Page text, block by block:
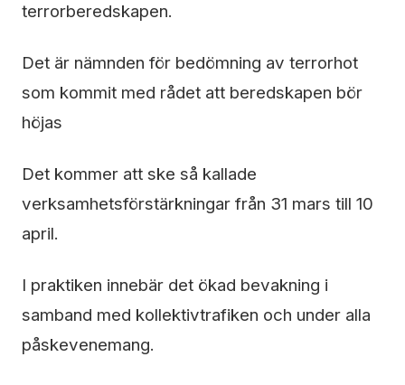
terrorberedskapen.
Det är nämnden för bedömning av terrorhot
som kommit med rådet att beredskapen bör
höjas
Det kommer att ske så kallade
verksamhetsförstärkningar från 31 mars till 10
april.
I praktiken innebär det ökad bevakning i
samband med kollektivtrafiken och under alla
påskevenemang.